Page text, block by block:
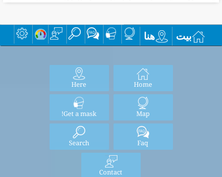
بيت هنا
Home
Here
Map
Get a mask!
Faq
Search
Contact